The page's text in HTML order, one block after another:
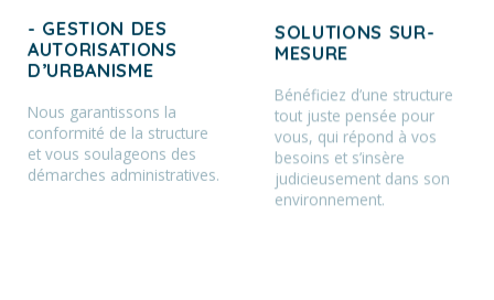
- GESTION DES
AUTORISATIONS
D’URBANISME
Nous garantissons la
conformité de la structure
et vous soulageons des
démarches administratives.
SOLUTIONS SUR-
MESURE
Bénéficiez d’une structure
tout juste pensée pour
vous, qui répond à vos
besoins et s’insère
judicieusement dans son
environnement.